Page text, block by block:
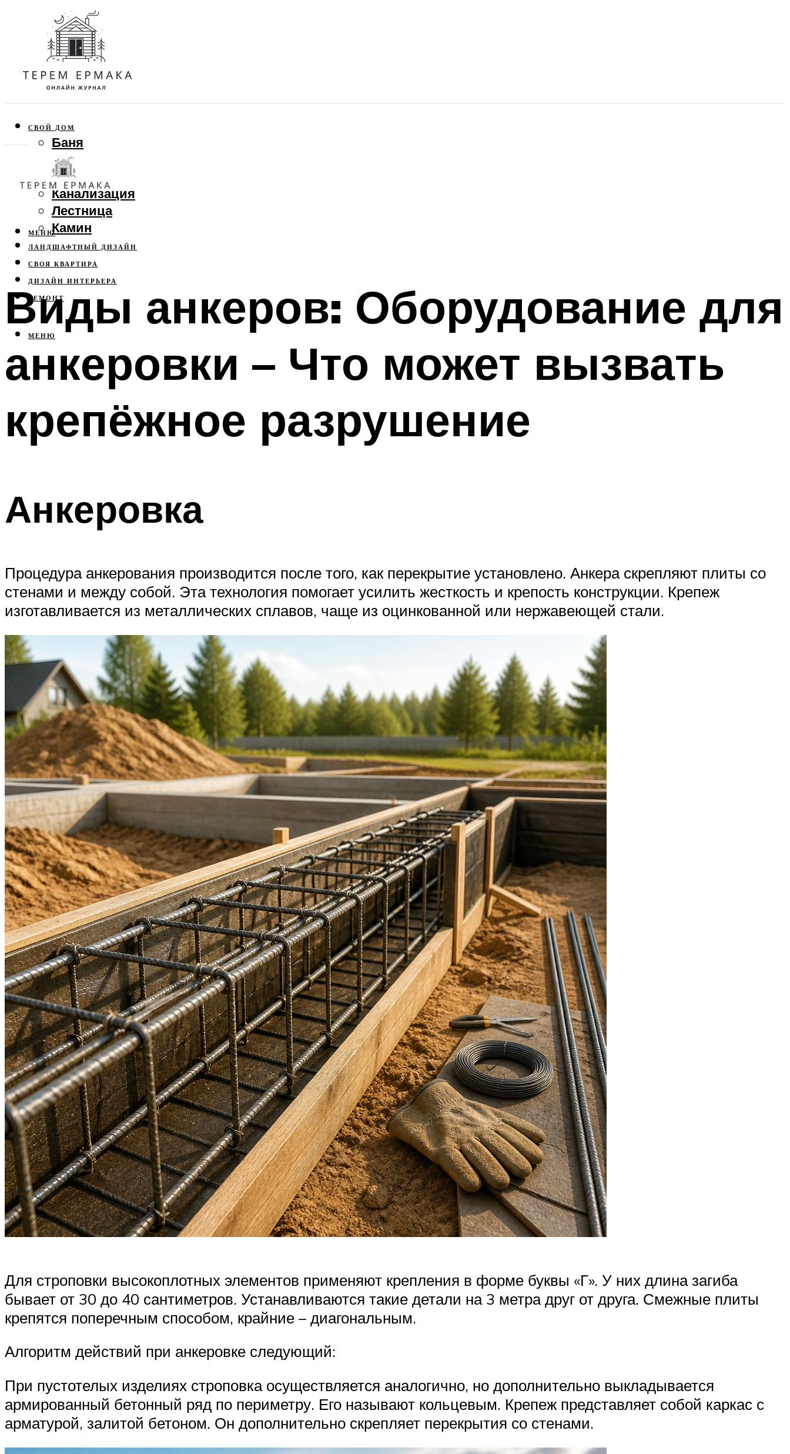
СВОЙ ДОМ
Баня
Веранда
Забор
Канализация
Лестница
Камин
ЛАНДШАФТНЫЙ ДИЗАЙН
СВОЯ КВАРТИРА
ДИЗАЙН ИНТЕРЬЕРА
РЕМОНТ
МЕНЮ
МЕНЮ
Виды анкеров: Оборудование для
анкеровки – Что может вызвать
крепёжное разрушение
Анкеровка
Процедура анкерования производится после того, как перекрытие установлено. Анкера скрепляют плиты со
стенами и между собой. Эта технология помогает усилить жесткость и крепость конструкции. Крепеж
изготавливается из металлических сплавов, чаще из оцинкованной или нержавеющей стали.
Для строповки высокоплотных элементов применяют крепления в форме буквы «Г». У них длина загиба
бывает от 30 до 40 сантиметров. Устанавливаются такие детали на 3 метра друг от друга. Смежные плиты
крепятся поперечным способом, крайние – диагональным.
Алгоритм действий при анкеровке следующий:
При пустотелых изделиях строповка осуществляется аналогично, но дополнительно выкладывается
армированный бетонный ряд по периметру. Его называют кольцевым. Крепеж представляет собой каркас с
арматурой, залитой бетоном. Он дополнительно скрепляет перекрытия со стенами.